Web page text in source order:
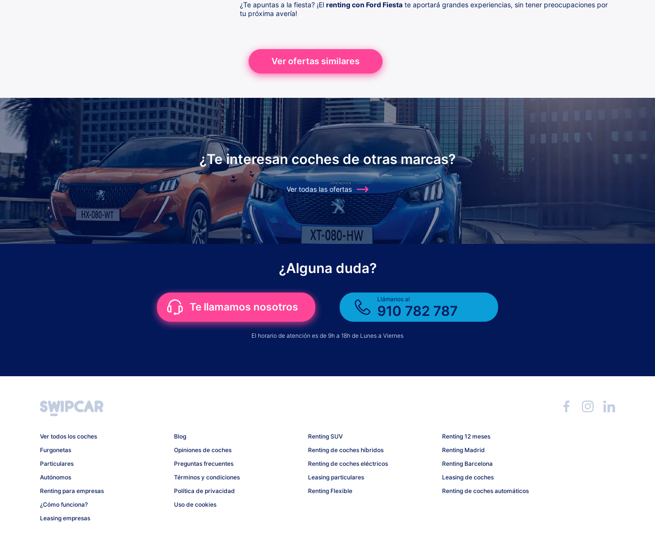
¿Te apuntas a la fiesta? ¡El renting con Ford Fiesta te aportará grandes experiencias, sin tener preocupaciones por
tu próxima avería!
Ver ofertas similares
¿Te interesan coches de otras marcas?
Ver todas las ofertas
¿Alguna duda?
Te llamamos nosotros
Llámanos al
910 782 787
El horario de atención es de 9h a 18h de Lunes a Viernes
Ver todos los coches
Furgonetas
Particulares
Autónomos
Renting para empresas
¿Cómo funciona?
Blog
Opiniones de coches
Preguntas frecuentes
Términos y condiciones
Política de privacidad
Uso de cookies
Renting SUV
Renting de coches híbridos
Renting de coches eléctricos
Leasing particulares
Renting Flexible
Renting 12 meses
Renting Madrid
Renting Barcelona
Leasing de coches
Renting de coches automáticos
Leasing empresas